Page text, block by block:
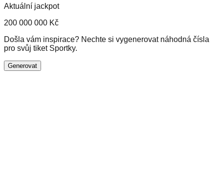
Aktuální jackpot
200 000 000 Kč
Došla vám inspirace? Nechte si vygenerovat náhodná čísla
pro svůj tiket Sportky.
Generovat